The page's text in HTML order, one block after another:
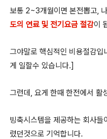
보통 2~3개월이면 본전뽑고,
도의 연료 및 전기요금 절감이
그야말로 핵심적인 비용절감
게 일할수 있습니다.]
그런데, 요게 한때 한전에서 활
빙축시스템을 제공하는 회사
렸던것으로 기억합니다.